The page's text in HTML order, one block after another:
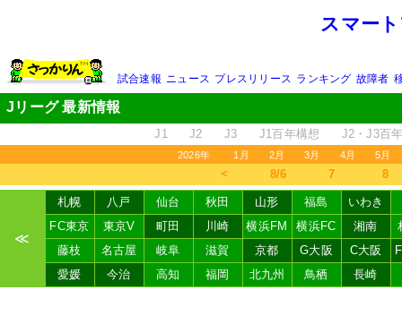
スマー
試合速報 ニュース プレスリリース ランキング 故障者
Jリーグ 最新情報
J1 J2 J3 J1百年構想 J2・J3百
2026年 1月 2月 3月 4月 5月
＜ 8/6 7 8
≪
札幌 八戸 仙台 秋田 山形 福島
いわき
FC東京
東京V 町田 川崎 横浜FM 横浜FC 湘南
藤枝
名古屋 岐阜 滋賀 京都 G大阪 C大阪
愛媛
今治 高知 福岡 北九州 鳥栖 長崎